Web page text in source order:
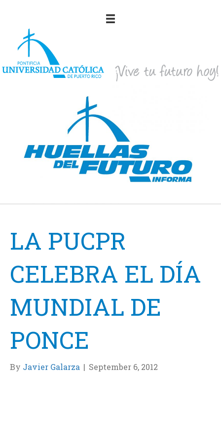
LA PUCPR
CELEBRA EL DÍA
MUNDIAL DE
PONCE
By Javier Galarza | September 6, 2012